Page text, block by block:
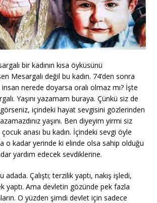
bir kadının kısa öyküsünü
Mesargalı değil bu kadın. 74’den sonra
nerede doyarsa oralı olmaz mı? İşte
Yaşını yazamam buraya. Çünkü siz de
görseniz, içindeki hayat sevgisini gözlerinden
yaşını. Ben diyeyim yirmi siz
anası bu kadın. İçindeki sevgi öyle
o kadar yerinde ki elinde olsa sahip olduğu
yardım edecek sevdiklerine.
adada. Çalıştı; terzilik yaptı, nakış işledi,
yaptı. Ama devletin gözünde pek fazla
O yüzden şimdi devlet için sadece